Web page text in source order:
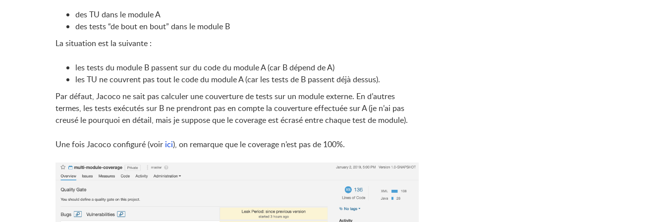
des TU dans le module A
des tests “de bout en bout” dans le module B
La situation est la suivante :
les tests du module B passent sur du code du module A (car B dépend de A)
les TU ne couvrent pas tout le code du module A (car les tests de B passent déjà dessus).
Par défaut, Jacoco ne sait pas calculer une couverture de tests sur un module externe. En d’autres
termes, les tests exécutés sur B ne prendront pas en compte la couverture effectuée sur A (je n’ai pas
creusé le pourquoi en détail, mais je suppose que le coverage est écrasé entre chaque test de module).
Une fois Jacoco configuré (voir ici), on remarque que le coverage n’est pas de 100%.